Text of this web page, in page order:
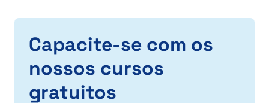
Capacite-se com os
nossos cursos
gratuitos